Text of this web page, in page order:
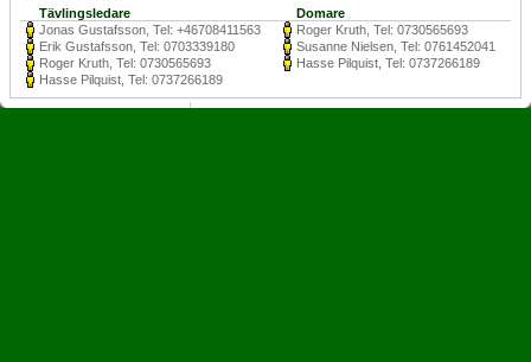
Tävlingsledare
Domare
Jonas Gustafsson, Tel: +46708411563
Roger Kruth, Tel: 0730565693
Erik Gustafsson, Tel: 0703339180
Susanne Nielsen, Tel: 0761452041
Roger Kruth, Tel: 0730565693
Hasse Pilquist, Tel: 0737266189
Hasse Pilquist, Tel: 0737266189